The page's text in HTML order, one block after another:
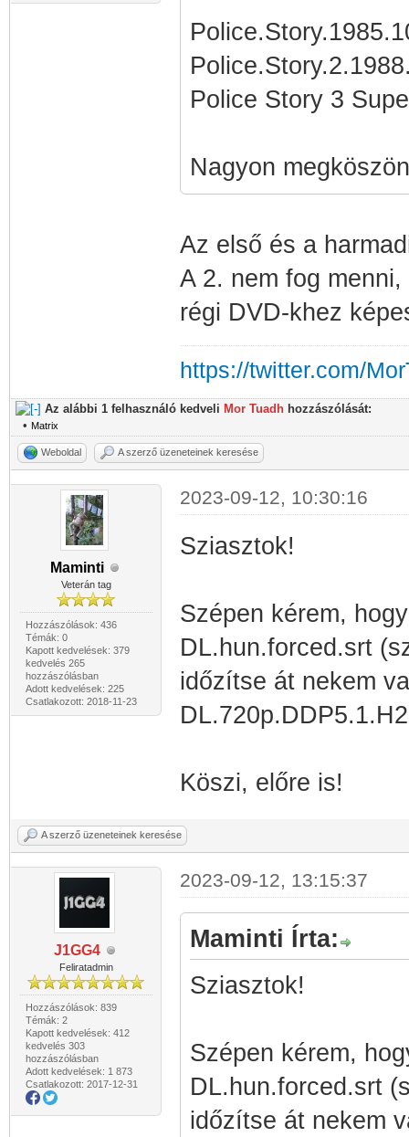
Police Story 3
Nagyon
Az első és a
A 2. nem fog
régi DVD-khez
https://twitter.com/
Az alábbi 1 felhasználó kedveli Mor Tuadh hozzászólását:
• Matrix
Weboldal A szerző üzeneteinek keresése
Maminti
Veterán tag
Hozzászólások: 436
Témák: 0
Kapott kedvelések: 379
kedvelés 265
hozzászólásban
Adott kedvelések: 225
Csatlakozott: 2018-11-23
2023-09-12, 10:30:16
Sziasztok!
Szépen kérem,
DL.hun.forced.srt
időzítse át nekem
Köszi, előre is!
A szerző üzeneteinek keresése
J1GG4
Feliratadmin
Hozzászólások: 839
Témák: 2
Kapott kedvelések: 412
kedvelés 303
hozzászólásban
Adott kedvelések: 1 873
Csatlakozott: 2017-12-31
2023-09-12, 13:15:37
Maminti Írta:
Sziasztok!
Szépen kérem,
DL.hun.forced.srt
időzítse át nekem